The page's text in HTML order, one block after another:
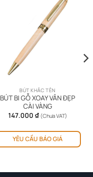
BÚT KHẮC TÊN
BÚT BI GỖ XOAY VÂN ĐẸP
CÀI VÀNG
147.000 ₫ (Chưa VAT)
YÊU CẦU BÁO GIÁ